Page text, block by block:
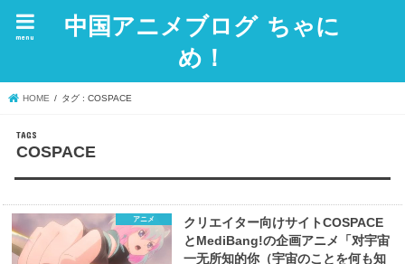
中国アニメブログ ちゃに
め！
menu
HOME タグ : COSPACE
COSPACE
アニメ
クリエイター向けサイトCOSPACE
とMediBang!の企画アニメ「对宇宙
一无所知的你（宇宙のことを何も知